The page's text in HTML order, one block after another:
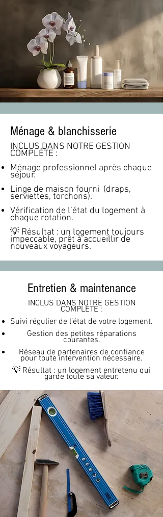
Ménage & blanchisserie
INCLUS DANS NOTRE GESTION
COMPLÈTE :
Ménage professionnel après chaque
séjour.
Linge de maison fourni (draps,
serviettes, torchons).
Vérification de l’état du logement à
chaque rotation.
💡 Résultat : un logement toujours
impeccable, prêt à accueillir de
nouveaux voyageurs.
Entretien & maintenance
INCLUS DANS NOTRE GESTION
COMPLÈTE :
Suivi régulier de l’état de votre logement.
Gestion des petites réparations
courantes.
Réseau de partenaires de confiance
pour toute intervention nécessaire.
💡 Résultat : un logement entretenu qui
garde toute sa valeur.